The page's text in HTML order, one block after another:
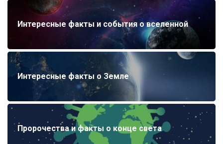
Интересные факты и события о вселенной
Интересные факты о Земле
Пророчества и факты о конце света